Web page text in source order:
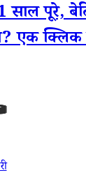
पूरे,
एक